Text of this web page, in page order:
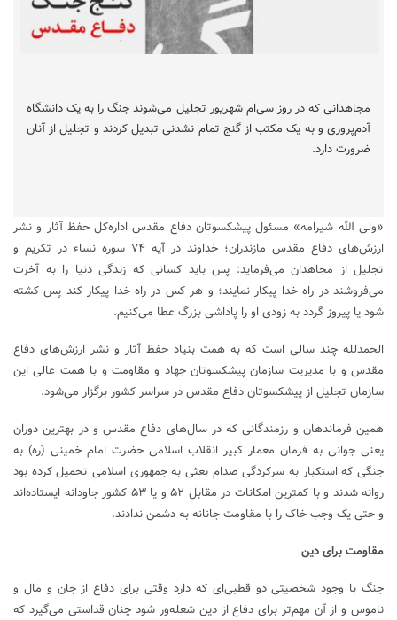
مجاهدانی که در روز سی‌ام شهریور تجلیل می‌شوند جنگ را به یک دانشگاه
آدم‌پروری و به یک مکتب از گنج تمام نشدنی تبدیل کردند و تجلیل از آنان
ضرورت دارد.
«ولی الله شیرامه» مسئول پیشکسوتان دفاع مقدس اداره‌کل حفظ آثار و نشر
ارزش‌های دفاع مقدس مازندران؛ خداوند در آیه ۷۴ سوره نساء در تکریم و
تجلیل از مجاهدان می‌فرماید: پس باید کسانی که زندگی دنیا را به آخرت
می‌فروشند در راه خدا پیکار نمایند؛ و هر کس در راه خدا پیکار کند پس کشته
شود یا پیروز گردد به زودی او را پاداشی بزرگ عطا می‌کنیم.
الحمدلله چند سالی است که به همت بنیاد حفظ آثار و نشر ارزش‌های دفاع
مقدس و با مدیریت سازمان پیشکسوتان جهاد و مقاومت و با همت عالی این
سازمان تجلیل از پیشکسوتان دفاع مقدس در سراسر کشور برگزار می‌شود.
همین فرماندهان و رزمندگانی که در سال‌های دفاع مقدس و در بهترین دوران
یعنی جوانی به فرمان معمار کبیر انقلاب اسلامی حضرت امام خمینی (ره) به
جنگی که استکبار به سرکردگی صدام بعثی به جمهوری اسلامی تحمیل کرده بود
روانه شدند و با کمترین امکانات در مقابل ۵۲ و یا ۵۳ کشور جاودانه ایستاده‌اند
و حتی یک وجب خاک را با مقاومت جانانه به دشمن ندادند.
مقاومت برای دین
جنگ با وجود شخصیتی دو قطبی‌ای که دارد وقتی برای دفاع از جان و مال و
ناموس و از آن مهم‌تر برای دفاع از دین شعله‌ور شود چنان قداستی می‌گیرد که